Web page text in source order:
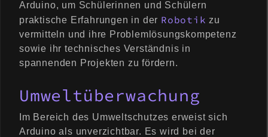
Arduino, um Schülerinnen und Schülern
praktische Erfahrungen in der Robotik zu
vermitteln und ihre Problemlösungskompetenz
sowie ihr technisches Verständnis in
spannenden Projekten zu fördern.
Umweltüberwachung
Im Bereich des Umweltschutzes erweist sich
Arduino als unverzichtbar. Es wird bei der